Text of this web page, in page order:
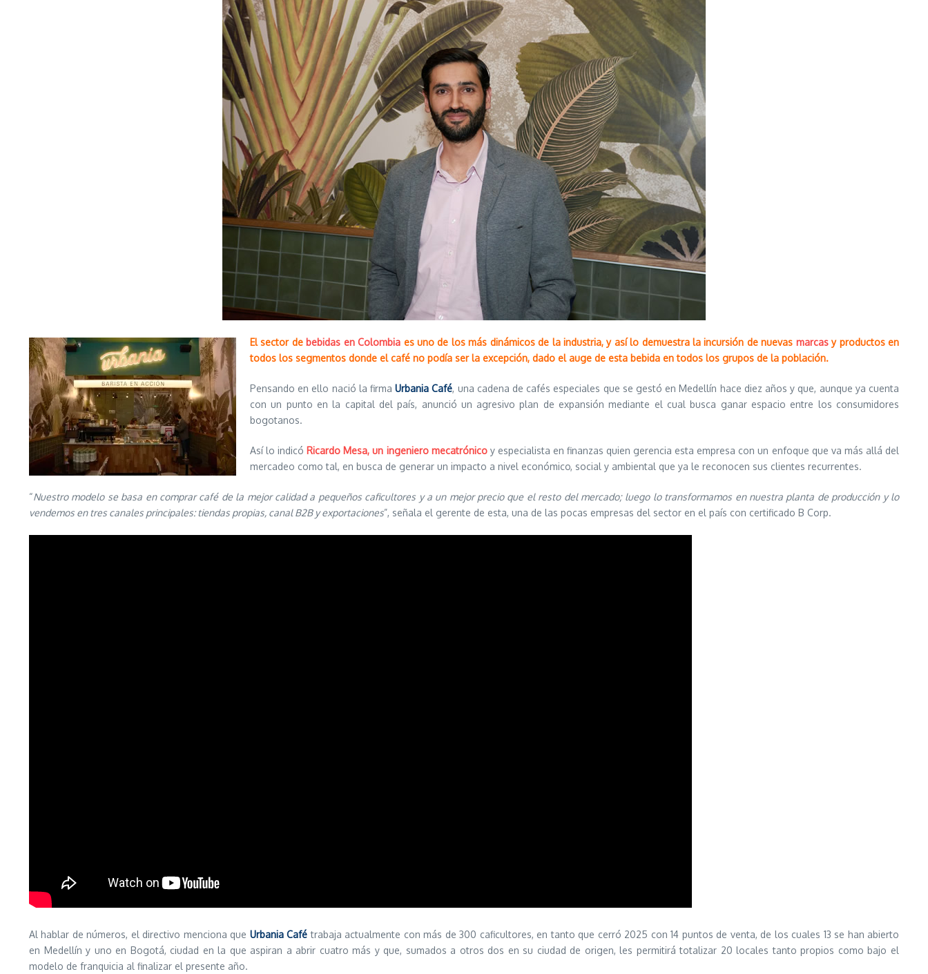
El sector de bebidas en Colombia es uno de los más dinámicos de la industria, y así lo demuestra la incursión de nuevas marcasy productos en
todos los segmentos donde el café no podía ser la excepción, dado el auge de esta bebida en todos los grupos de la población.
Pensando en ello nació la firmaUrbania Café, una cadena de cafés especiales que se gestó en Medellín hace diez años y que, aunque ya cuenta
con un punto en la capital del país, anunció un agresivo plan de expansión mediante el cual busca ganar espacio entre los consumidores
bogotanos.
Así lo indicó Ricardo Mesa, un ingeniero mecatrónicoy especialista en finanzas quien gerencia esta empresa con un enfoque que va más allá del
mercadeo como tal, en busca de generar un impacto a nivel económico, social y ambiental que ya le reconocen sus clientes recurrentes.
“Nuestro modelo se basa en comprar café de la mejor calidad a pequeños caficultores y a un mejor precio que el resto del mercado; luego lo transformamos en nuestra planta de producción y lo
vendemos en tres canales principales: tiendas propias, canal B2B y exportaciones”, señala el gerente de esta, una de las pocas empresas del sector en el país con certificado B Corp.
Al hablar de números, el directivo menciona que Urbania Café trabaja actualmente con más de 300 caficultores, en tanto que cerró 2025 con 14 puntos de venta, de los cuales 13 se han abierto
en Medellín y uno en Bogotá, ciudad en la que aspiran a abrir cuatro más y que, sumados a otros dos en su ciudad de origen, les permitirá totalizar 20 locales tanto propios como bajo el
modelo de franquicia al finalizar el presente año.